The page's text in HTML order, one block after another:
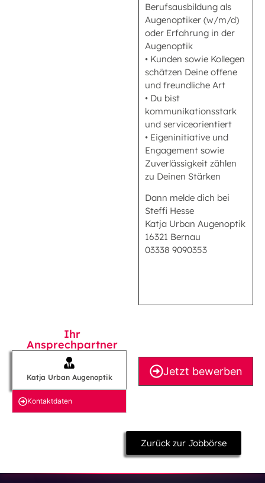
Berufsausbildung als
Augenoptiker (w/m/d)
oder Erfahrung in der
Augenoptik
• Kunden sowie Kollegen
schätzen Deine offene
und freundliche Art
• Du bist
kommunikationsstark
und serviceorientiert
• Eigeninitiative und
Engagement sowie
Zuverlässigkeit zählen
zu Deinen Stärken
Dann melde dich bei
Steffi Hesse
Katja Urban Augenoptik
16321 Bernau
03338 9090353
Ihr
Ansprechpartner
Katja Urban Augenoptik
Kontakt­daten
Jetzt bewerben
Zurück zur Jobbörse